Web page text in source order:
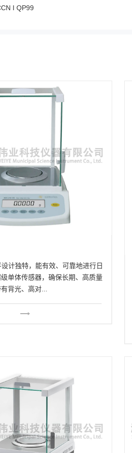
I QP99
计独特，能有效、可靠地进行日
单体传感器，确保长期、高质量
背光、高对...